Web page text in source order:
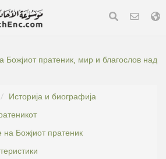
Божјиот пратеник, мир и благослов над
Историја и биографија
на Божјиот пратеник